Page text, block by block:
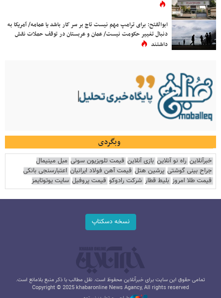
ابوالفتح: برای ترامپ مهم نیست تاج بر سر کار باشد یا عمامه/ آمریکا به
دنبال تغییر حکومت نیست/ عمان و عربستان در توقف حملات نقش
داشتند
وبگردی
خبرآنلاین راه نو آنلاین بازی آنلاین قیمت تلویزیون سونی مبل مینیمال
جراح بینی گوشتی پرشین هتل قیمت آهن فولاد ایرانیان اعتبارسنجی بانکی
قیمت طلا امروز بلیط قطار شرکت رادوکو قیمت پروفیل سایت یوتوتایمز
نسخه دسکتاپ
تمامی حقوق این سایت برای خبرآنلاین محفوظ است. نقل مطالب با ذکر منبع بلامانع است.
Copyright © 2025 khabaronline News Agancy, All rights reserved